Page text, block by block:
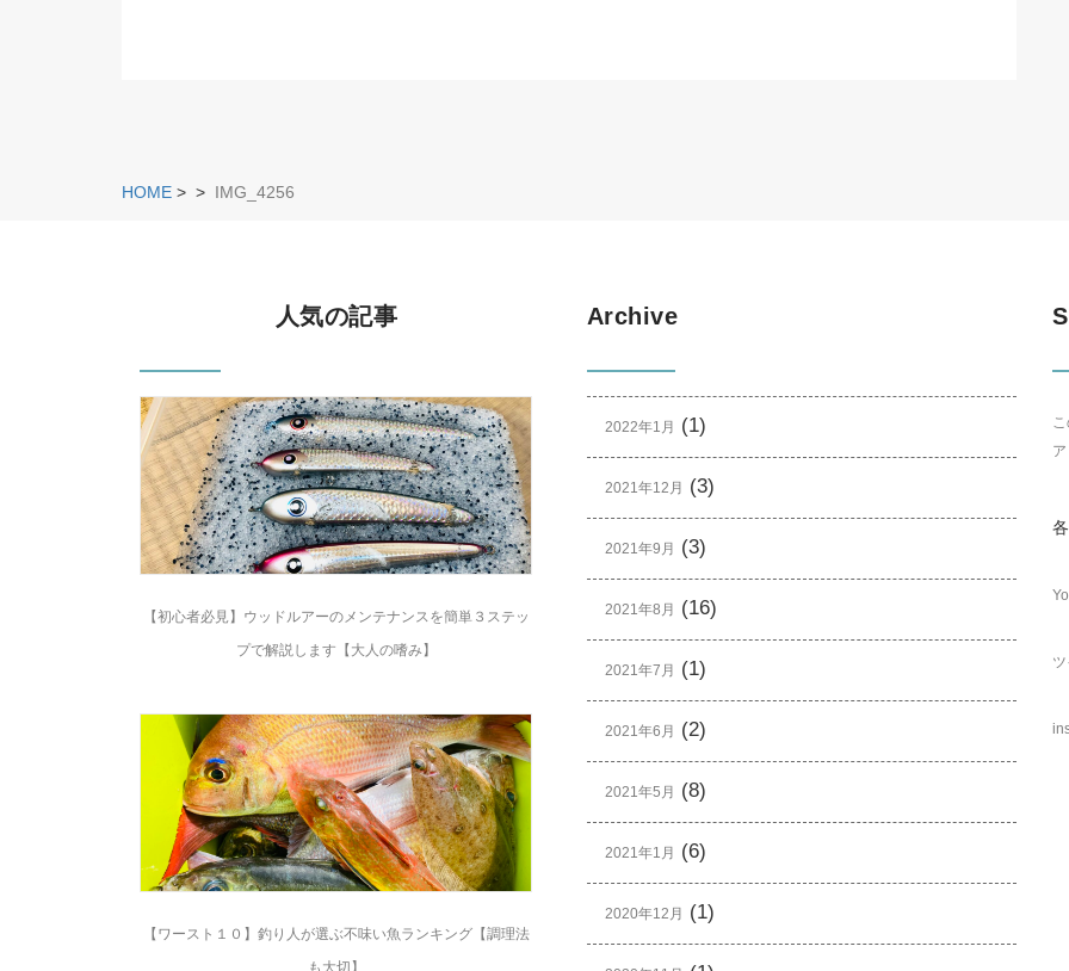
HOME > > IMG_4256
人気の記事
【初心者必見】ウッドルアーのメンテナンスを簡単３ステッ
プで解説します【大人の嗜み】
【ワースト１０】釣り人が選ぶ不味い魚ランキング【調理法
も大切】
Archive
2022年1月 (1)
2021年12月 (3)
2021年9月 (3)
2021年8月 (16)
2021年7月 (1)
2021年6月 (2)
2021年5月 (8)
2021年1月 (6)
2020年12月 (1)